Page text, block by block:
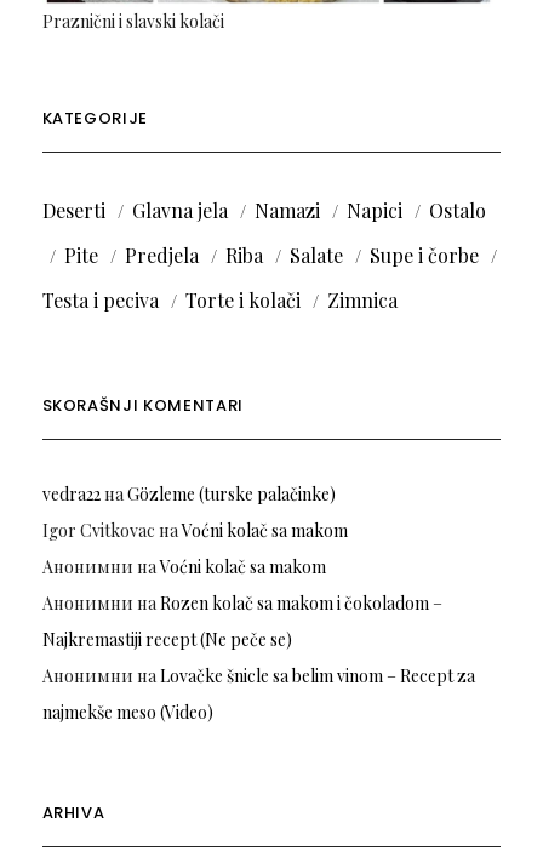
Praznični i slavski kolači
KATEGORIJE
Deserti Glavna jela Namazi Napici
Ostalo
Pite
Predjela Riba Salate
Supe i čorbe
Testa i peciva
Torte i kolači Zimnica
SKORAŠNJI KOMENTARI
vedra22наGözleme (turske palačinke)
Igor Cvitkovac наVoćni kolač sa makom
Анонимни наVoćni kolač sa makom
Анонимни наRozen kolač sa makom i čokoladom –
Najkremastiji recept (Ne peče se)
Анонимни наLovačke šnicle sa belim vinom – Recept za
najmekše meso (Video)
ARHIVA